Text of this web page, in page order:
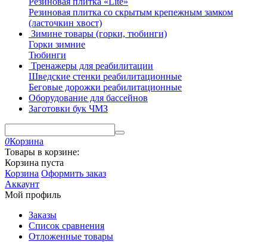
Резиновая плитка со скрытым крепежным замком
(ласточкин хвост)
Зимине товары (горки, тюбинги)
Горки зимние
Тюбинги
Тренажеры для реабилитации
Шведские стенки реабилитационные
Беговые дорожки реабилитационные
Оборудование для бассейнов
Заготовки бук ЧМЗ
0Корзина
Товары в корзине:
Корзина пуста
Корзина Оформить заказ
Аккаунт
Мой профиль
Заказы
Список сравнения
Отложенные товары